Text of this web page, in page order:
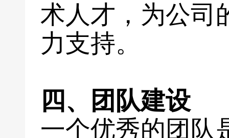
术人才，为公司
力支持。
四、团队建设
一个优秀的团队